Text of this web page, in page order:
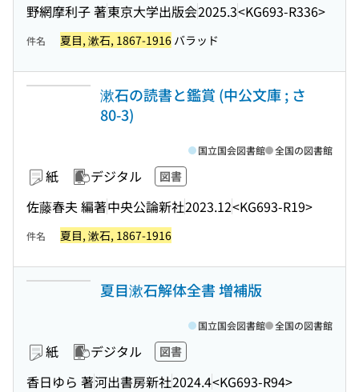
野網摩利子 著東京大学出版会2025.3<KG693-R336>
件名 夏目, 漱石, 1867-1916 バラッド
漱石の読書と鑑賞 (中公文庫 ; さ
80-3)
紙 デジタル 図書
佐藤春夫 編著中央公論新社2023.12<KG693-R19>
国立国会図書館 全国の図書館
件名 夏目, 漱石, 1867-1916
夏目漱石解体全書 増補版
紙 デジタル 図書
香日ゆら 著河出書房新社2024.4<KG693-R94>
国立国会図書館 全国の図書館